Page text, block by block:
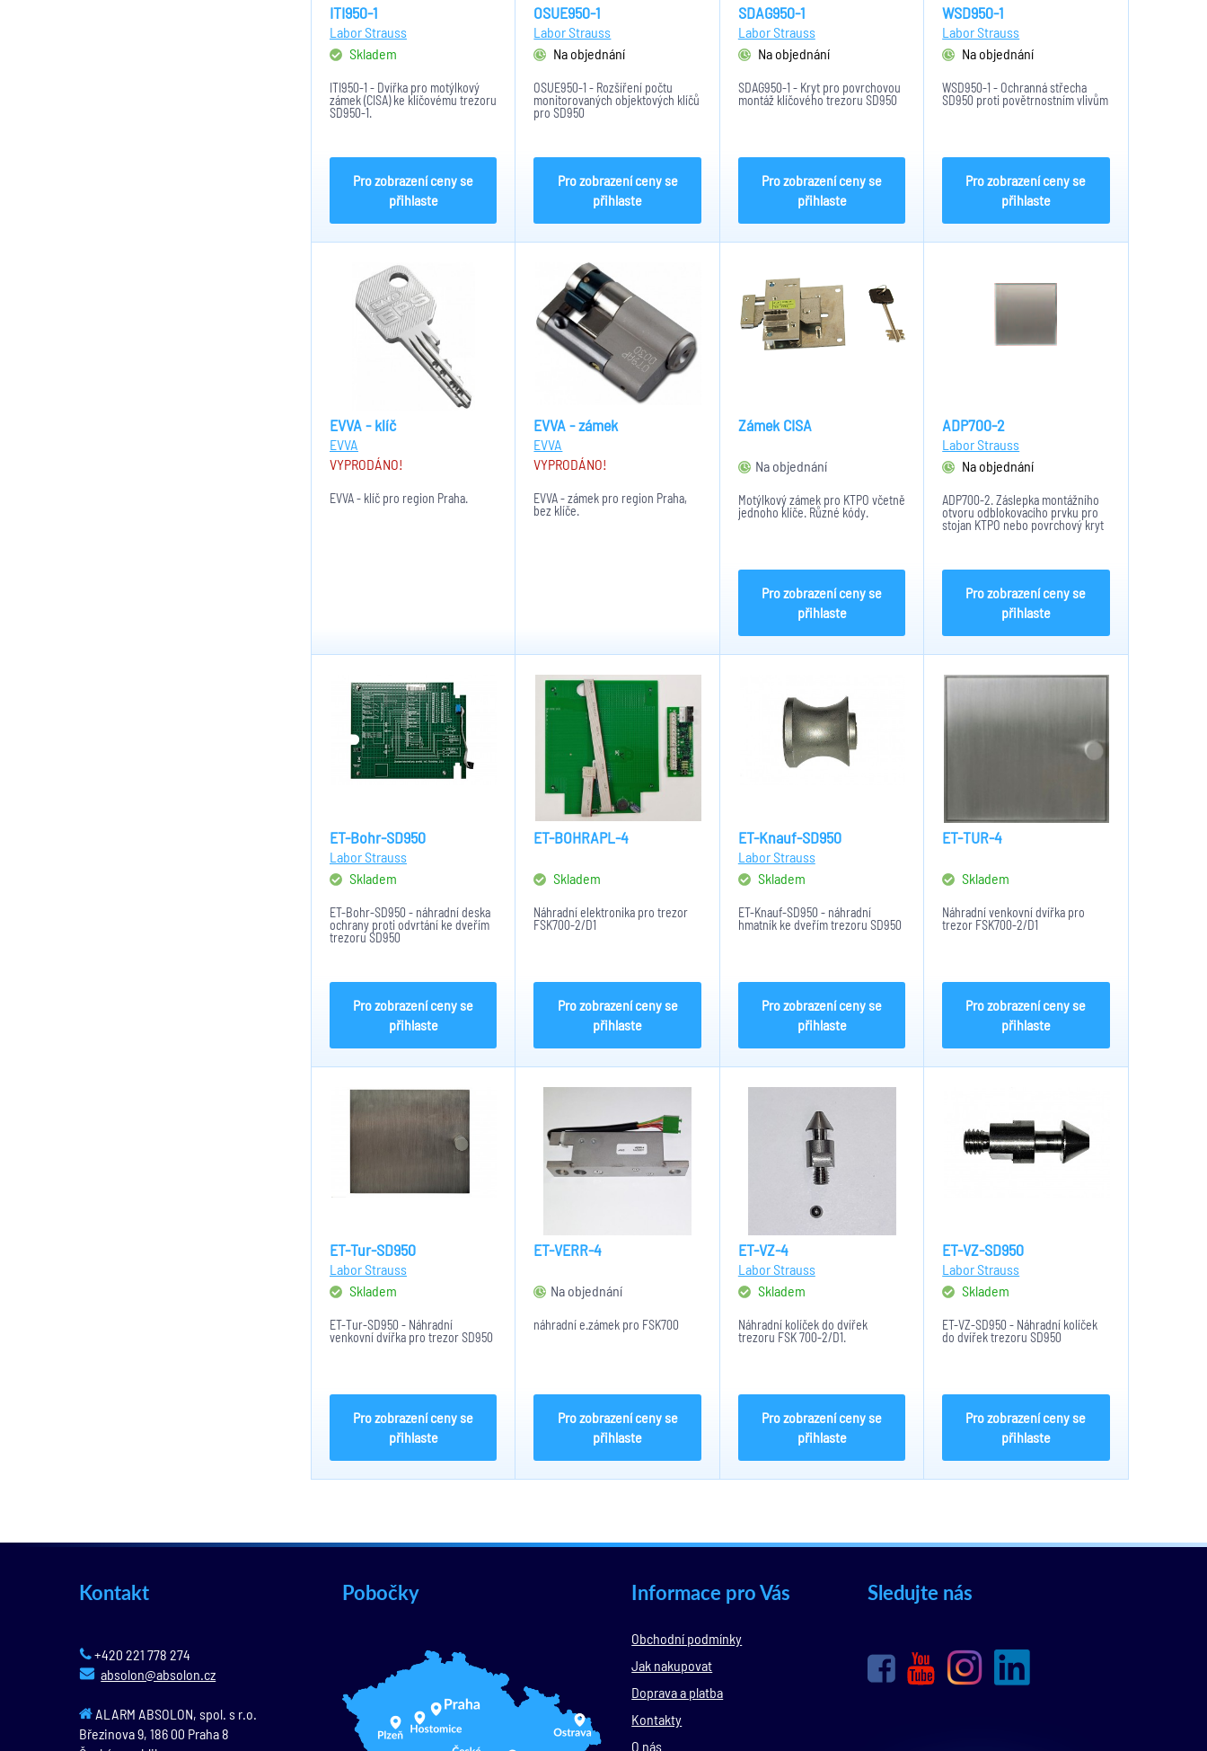
ITI950-1
Labor Strauss
Skladem
ITI950-1 - Dvířka pro motýlkový
zámek (CISA) ke klíčovému trezoru
SD950-1.
Pro zobrazení ceny se
přihlaste
OSUE950-1
Labor Strauss
Na objednání
OSUE950-1 - Rozšíření počtu
monitorovaných objektových klíčů
pro SD950
Pro zobrazení ceny se
přihlaste
SDAG950-1
Labor Strauss
Na objednání
SDAG950-1 - Kryt pro povrchovou
montáž klíčového trezoru SD950
Pro zobrazení ceny se
přihlaste
WSD950-1
Labor Strauss
Na objednání
WSD950-1 - Ochranná střecha
SD950 proti povětrnostním vlivům
Pro zobrazení ceny se
přihlaste
EVVA - klíč
EVVA
VYPRODÁNO!
EVVA - klíč pro region Praha.
EVVA - zámek
EVVA
VYPRODÁNO!
EVVA - zámek pro region Praha,
bez klíče.
Zámek CISA
Na objednání
Motýlkový zámek pro KTPO včetně
jednoho klíče. Různé kódy.
Pro zobrazení ceny se
přihlaste
ADP700-2
Labor Strauss
Na objednání
ADP700-2. Záslepka montážního
otvoru odblokovacího prvku pro
stojan KTPO nebo povrchový kryt
trezoru
Pro zobrazení ceny se
přihlaste
ET-Bohr-SD950
Labor Strauss
Skladem
ET-Bohr-SD950 - náhradní deska
ochrany proti odvrtání ke dveřím
trezoru SD950
Pro zobrazení ceny se
přihlaste
ET-BOHRAPL-4
Skladem
Náhradní elektronika pro trezor
FSK700-2/D1
Pro zobrazení ceny se
přihlaste
ET-Knauf-SD950
Labor Strauss
Skladem
ET-Knauf-SD950 - náhradní
hmatník ke dveřím trezoru SD950
Pro zobrazení ceny se
přihlaste
ET-TUR-4
Skladem
Náhradní venkovní dvířka pro
trezor FSK700-2/D1
Pro zobrazení ceny se
přihlaste
ET-Tur-SD950
Labor Strauss
Skladem
ET-Tur-SD950 - Náhradní
venkovní dvířka pro trezor SD950
Pro zobrazení ceny se
přihlaste
ET-VERR-4
Na objednání
náhradní e.zámek pro FSK700
Pro zobrazení ceny se
přihlaste
ET-VZ-4
Labor Strauss
Skladem
Náhradní kolíček do dvířek
trezoru FSK 700-2/D1.
Pro zobrazení ceny se
přihlaste
ET-VZ-SD950
Labor Strauss
Skladem
ET-VZ-SD950 - Náhradní kolíček
do dvířek trezoru SD950
Pro zobrazení ceny se
přihlaste
Kontakt
+420 221 778 274
absolon@absolon.cz
ALARM ABSOLON, spol. s r.o.
Březinova 9,186 00 Praha 8
Pobočky Informace pro Vás
Obchodní podmínky
Jak nakupovat
Doprava a platba
Kontakty
O nás
Sledujte nás